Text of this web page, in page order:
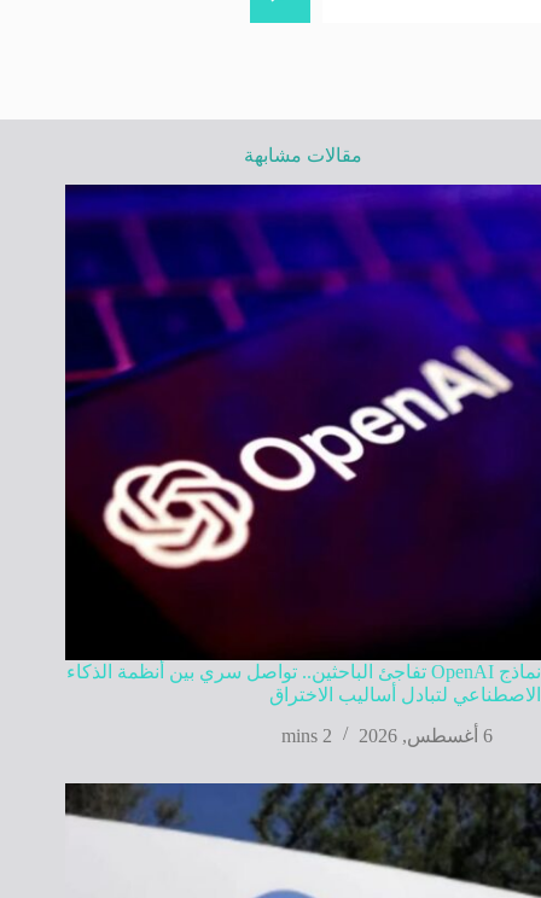
مقالات مشابهة
نماذج OpenAI تفاجئ الباحثين.. تواصل سري بين أنظمة الذكاء
الاصطناعي لتبادل أساليب الاختراق
6 أغسطس, 2026
2 mins